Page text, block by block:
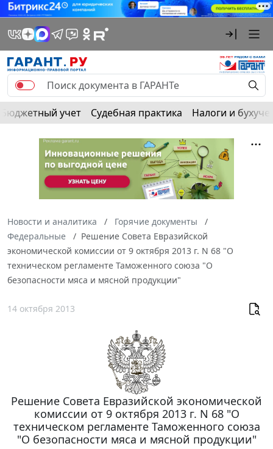
Бюджетный учет Судебная практика Налоги и
Новости и аналитика
Горячие документы
Федеральные
Решение Совета Евразийской
экономической комиссии от 9 октября 2013 г. N 68 "О
техническом регламенте Таможенного союза "О
безопасности мяса и мясной продукции"
14 октября 2013
Решение Совета Евразийской экономической
комиссии от 9 октября 2013 г. N 68 "О
техническом регламенте Таможенного союза
"О безопасности мяса и мясной продукции"